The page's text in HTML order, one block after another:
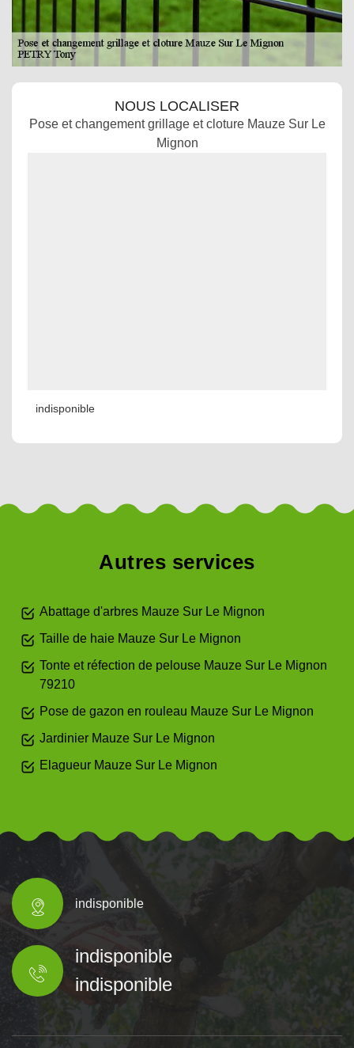
NOUS LOCALISER
Pose et changement grillage et cloture Mauze Sur Le
Mignon
indisponible
Autres services
Abattage d'arbres Mauze Sur Le Mignon
Taille de haie Mauze Sur Le Mignon
Tonte et réfection de pelouse Mauze Sur Le Mignon
79210
Pose de gazon en rouleau Mauze Sur Le Mignon
Jardinier Mauze Sur Le Mignon
Elagueur Mauze Sur Le Mignon
indisponible
indisponible
indisponible